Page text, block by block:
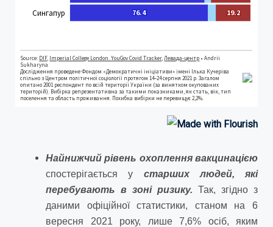
Найнижчий рівень охоплення вакцинацією
спостерігається у старших людей, які
перебувають в зоні ризику. Так, згідно з
даними офіційної статистики, станом на 6
вересня 2021 року, лише 7,6% осіб, яким